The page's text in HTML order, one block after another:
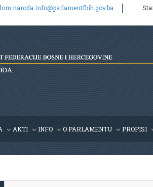
parlame2/public_html/v2/hr/
AKTI INFO O PARLAMENTU PROPISI